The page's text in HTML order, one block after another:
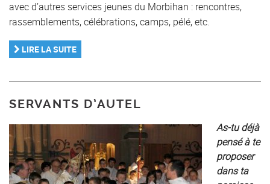
avec d’autres services jeunes du Morbihan : rencontres,
rassemblements, célébrations, camps, pélé, etc.
LIRE LA SUITE
SERVANTS D’AUTEL
As-tu déjà
pensé à te
proposer
dans ta